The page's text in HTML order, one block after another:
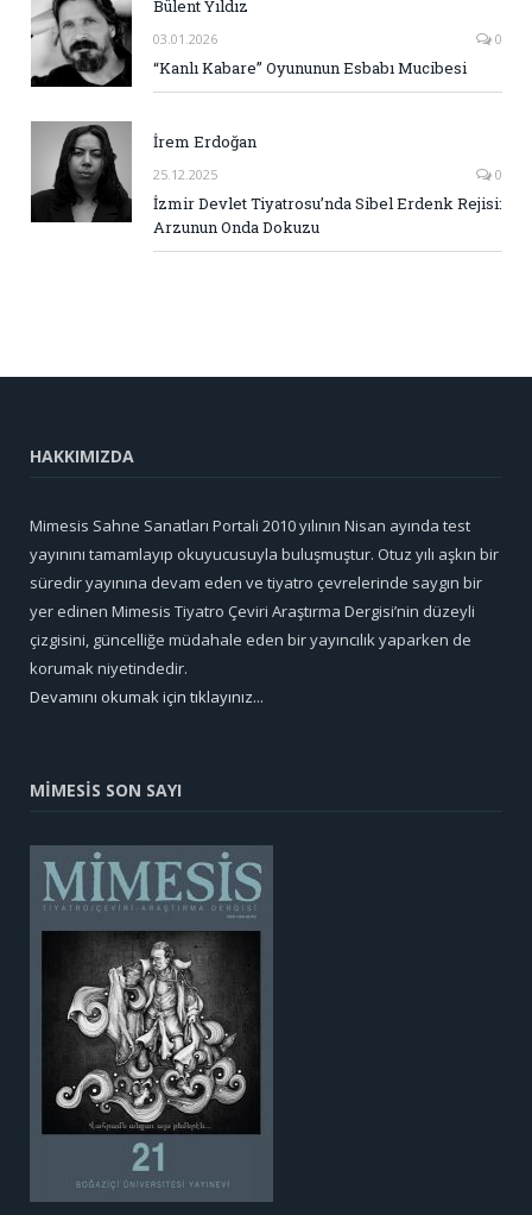
Bülent Yıldız
03.01.2026 0
“Kanlı Kabare” Oyununun Esbabı Mucibesi
İrem Erdoğan
25.12.2025 0
İzmir Devlet Tiyatrosu’nda Sibel Erdenk Rejisi:
Arzunun Onda Dokuzu
HAKKIMIZDA
Mimesis Sahne Sanatları Portali 2010 yılının Nisan ayında test
yayınını tamamlayıp okuyucusuyla buluşmuştur. Otuz yılı aşkın bir
süredir yayınına devam eden ve tiyatro çevrelerinde saygın bir
yer edinen Mimesis Tiyatro Çeviri Araştırma Dergisi’nin düzeyli
çizgisini, güncelliğe müdahale eden bir yayıncılık yaparken de
korumak niyetindedir.
Devamını okumak için tıklayınız...
MİMESİS SON SAYI